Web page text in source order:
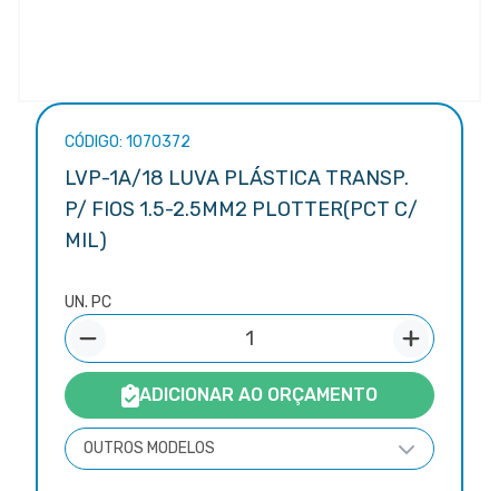
CÓDIGO: 1070372
LVP-1A/18 LUVA PLÁSTICA TRANSP.
P/ FIOS 1.5-2.5MM2 PLOTTER(PCT C/
MIL)
UN. PC
ADICIONAR AO ORÇAMENTO
OUTROS MODELOS